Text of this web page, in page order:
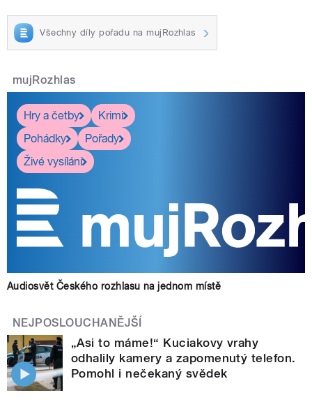
Všechny díly pořadu na mujRozhlas
mujRozhlas
Hry a četby
Krimi
Pohádky
Pořady
Živé vysílání
Audiosvět Českého rozhlasu na jednom místě
NEJPOSLOUCHANĚJŠÍ
„Asi to máme!“ Kuciakovy vrahy
odhalily kamery a zapomenutý telefon.
Pomohl i nečekaný svědek